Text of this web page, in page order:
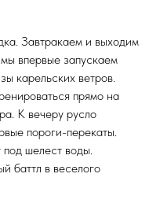
Завтракаем и выходим
впервые запускаем
карельских ветров.
прямо на
К вечеру русло
пороги-перекаты.
под шелест воды.
баттл в веселого